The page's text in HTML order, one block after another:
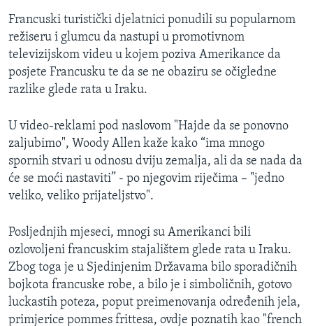
MAGAZIN
O GLASU AMERIKE
Learning English
PRATITE NAS
Jezici
Francuski turistički djelatnici ponudili su popularnom
režiseru i glumcu da nastupi u promotivnom
televizijskom videu u kojem poziva Amerikance da
posjete Francusku te da se ne obaziru se očigledne
razlike glede rata u Iraku.
U video-reklami pod naslovom "Hajde da se ponovno
zaljubimo", Woody Allen kaže kako “ima mnogo
spornih stvari u odnosu dviju zemalja, ali da se nada da
će se moći nastaviti” - po njegovim riječima – "jedno
veliko, veliko prijateljstvo".
Posljednjih mjeseci, mnogi su Amerikanci bili
ozlovoljeni francuskim stajalištem glede rata u Iraku.
Zbog toga je u Sjedinjenim Državama bilo sporadičnih
bojkota francuske robe, a bilo je i simboličnih, gotovo
luckastih poteza, poput preimenovanja određenih jela,
primjerice pommes frittesa, ovdje poznatih kao "french